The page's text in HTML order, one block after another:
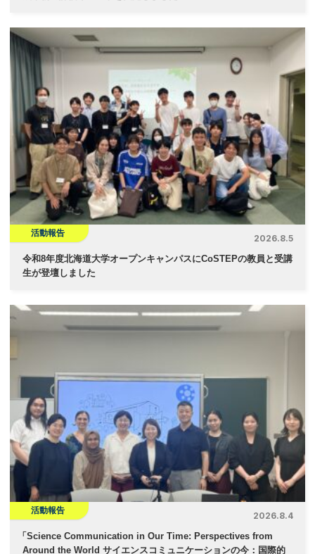
活動報告
2026.8.5
令和8年度北海道大学オープンキャンパスにCoSTEPの教員と受講
生が登壇しました
活動報告
2026.8.4
「Science Communication in Our Time: Perspectives from
Around the World サイエンスコミュニケーションの今：国際的